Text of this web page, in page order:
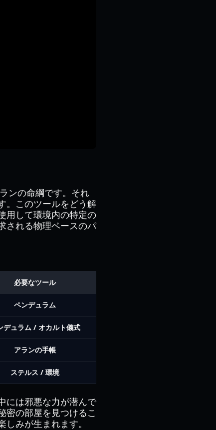
ンの命綱です。それ
。このツールをどう解
用して環境内の特定の
される物理ベースのパ
必要なツール
ペンデュラム
デュラム / オカルト儀式
アランの手帳
ステルス / 環境
には邪悪な力が潜んで
密の部屋を見つけるこ
みが生まれます。